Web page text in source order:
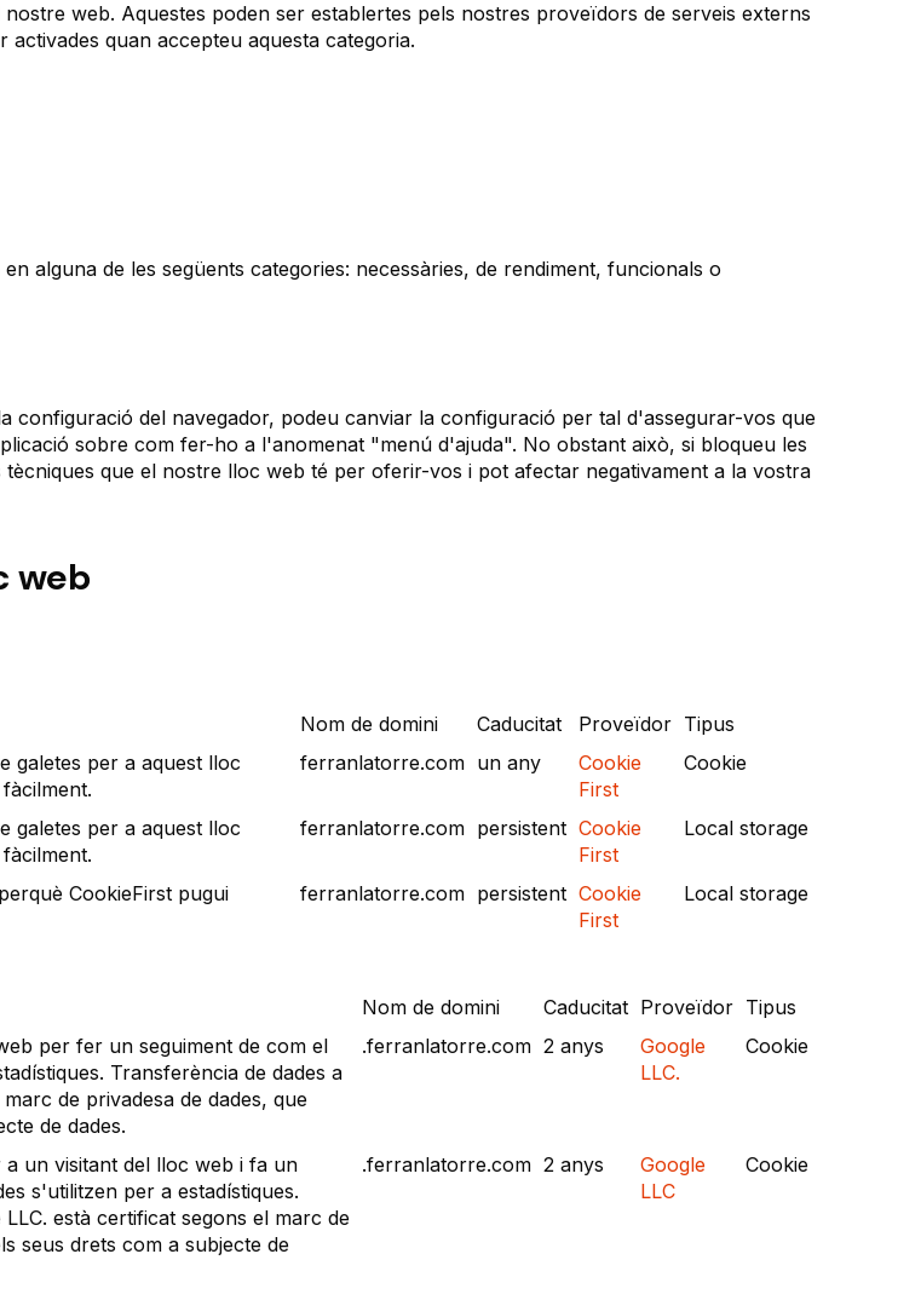
web. Aquestes poden ser establertes pels nostres proveïdors de serveis externs
quan accepteu aquesta categoria.
alguna de les següents categories: necessàries, de rendiment, funcionals o
configuració del navegador, podeu canviar la configuració per tal d'assegurar-vos que
sobre com fer-ho a l'anomenat "menú d'ajuda". No obstant això, si bloqueu les
que el nostre lloc web té per oferir-vos i pot afectar negativament a la vostra
web
Nom de domini Caducitat Proveïdor Tipus
galetes per a aquest lloc
ferranlatorre.com un any
Cookie
First
Cookie
galetes per a aquest lloc
ferranlatorre.com persistent Cookie
First
Local storage
CookieFirst pugui
ferranlatorre.com persistent Cookie
First
Local storage
Nom de domini Caducitat Proveïdor Tipus
per fer un seguiment de com el
Transferència de dades a
de privadesa de dades, que
de dades.
.ferranlatorre.com 2 anys
Google
LLC.
Cookie
un visitant del lloc web i fa un
s'utilitzen per a estadístiques.
està certificat segons el marc de
seus drets com a subjecte de
.ferranlatorre.com 2 anys
Google
LLC
Cookie